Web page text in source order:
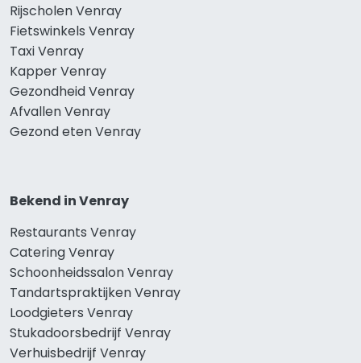
Rijscholen Venray
Fietswinkels Venray
Taxi Venray
Kapper Venray
Gezondheid Venray
Afvallen Venray
Gezond eten Venray
Bekend in Venray
Restaurants Venray
Catering Venray
Schoonheidssalon Venray
Tandartspraktijken Venray
Loodgieters Venray
Stukadoorsbedrijf Venray
Verhuisbedrijf Venray